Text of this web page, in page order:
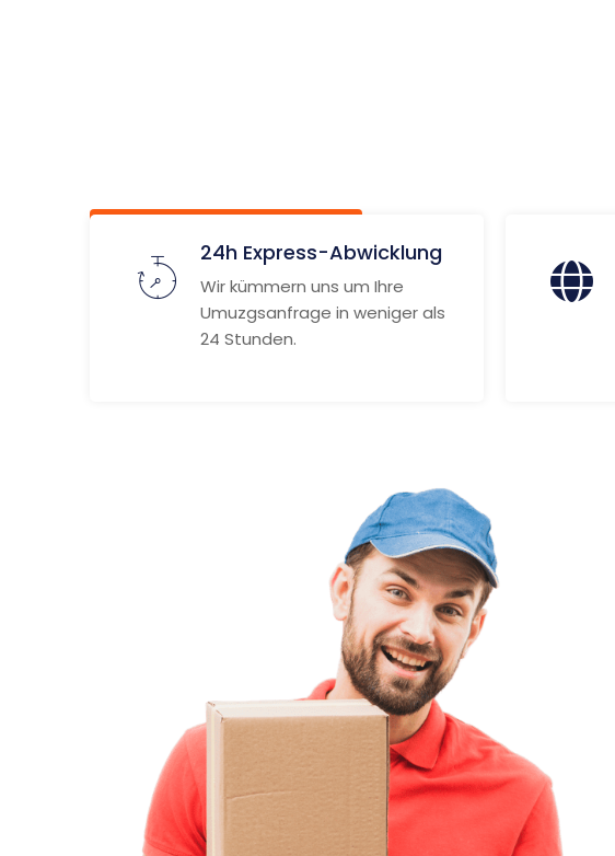
24h Express-Abwicklung
Wir kümmern uns um Ihre
Umuzgsanfrage in weniger als
24 Stunden.